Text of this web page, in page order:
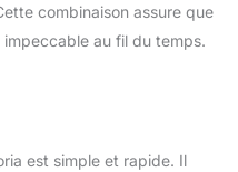
combinaison assure que
au fil du temps.
est simple et rapide. Il